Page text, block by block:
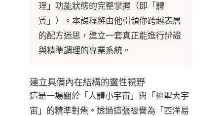
理」功能狀態的完整掌握（即「體
質」）。本課程將由他引領你跨越表層
的配方迷思，建立一套真正能進行辨證
與精準調理的專業系統。
建立具備內在結構的靈性視野
這是一場關於「人體小宇宙」與「神聖大宇
宙」的精準對焦。透過這張被譽為「西洋易